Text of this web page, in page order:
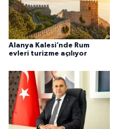
Alanya Kalesi’nde Rum
evleri turizme açılıyor